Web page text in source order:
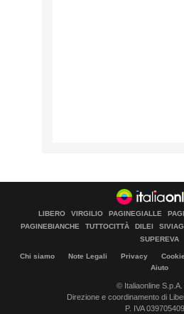
LIBERO VIRGILIO PAGINEGIALLE
PAGINEBIANCHE
TUTTOCITTÀ DILEI
SUPEREVA
Chi siamo Note Legali Privacy
Aiuto
© Italiaonline
Direzione e coordinamento di
P. IVA